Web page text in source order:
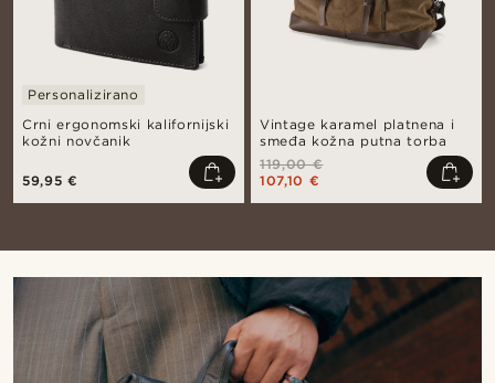
Crni ergonomski kalifornijski
kožni novčanik
Personalizirano
59,95 €
Vintage karamel platnena i
smeđa kožna putna torba
119,00 €
107,10 €